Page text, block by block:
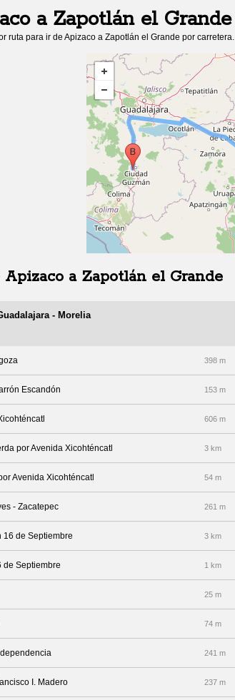
a Zapotlán el Grande
ruta para ir de Apizaco a Zapotlán el Grande por carretera.
Apizaco a Zapotlán el Grande
- Morelia
398 m
Escandón 153 m
606 m
por Avenida Xicohténcatl 3 km
Avenida Xicohténcatl 54 m
- Zacatepec 261 m
16 de Septiembre 3 km
de Septiembre 1 km
25 m
74 m
241 m
I. Madero 237 m